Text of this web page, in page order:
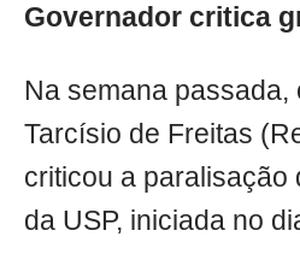
Governador critica
Na semana passada,
Tarcísio de Freitas
criticou a paralisação
da USP, iniciada no